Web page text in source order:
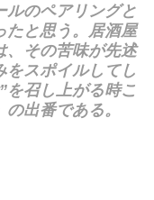
ルのペアリングと
たと思う。居酒屋
、その苦味が先述
をスポイルしてし
を召し上がる時こ
出番である。